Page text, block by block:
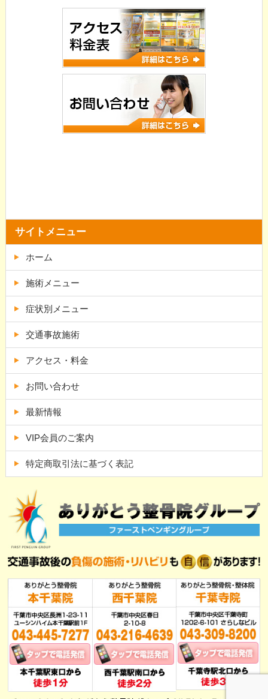
サイトメニュー
ホーム
施術メニュー
症状別メニュー
交通事故施術
アクセス・料金
お問い合わせ
最新情報
VIP会員のご案内
特定商取引法に基づく表記